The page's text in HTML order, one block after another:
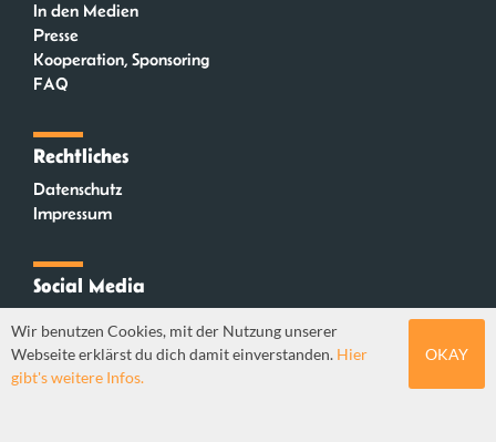
In den Medien
Presse
Kooperation, Sponsoring
FAQ
Rechtliches
Datenschutz
Impressum
Social Media
Mastodon
Wir benutzen Cookies, mit der Nutzung unserer
Webseite erklärst du dich damit einverstanden. Hier
gibt's weitere Infos.
OKAY